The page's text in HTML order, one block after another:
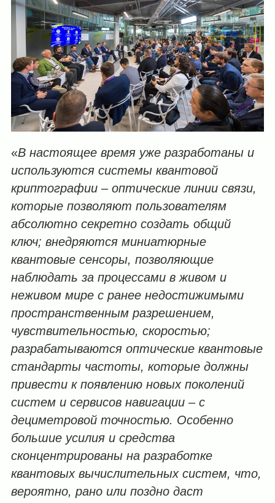
«В настоящее время уже разработаны и
используются системы квантовой
криптографии – оптические линии связи,
которые позволяют пользователям
абсолютно секретно создать общий
ключ; внедряются миниатюрные
квантовые сенсоры, позволяющие
наблюдать за процессами в живом и
неживом мире с ранее недостижимыми
пространственным разрешением,
чувствительностью, скоростью;
разрабатываются оптические квантовые
стандарты частоты, которые должны
привести к появлению новых поколений
систем и сервисов навигации – с
дециметровой точностью. Особенно
большие усилия и средства
сконцентрированы на разработке
квантовых вычислительных систем, что,
вероятно, рано или поздно даст